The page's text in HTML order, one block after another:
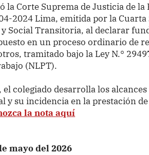
la Corte Suprema de Justicia de la
2024 Lima, emitida por la Cuarta
Social Transitoria, al declarar
en un proceso ordinario de
tramitado bajo la Ley N.°
(NLPT).
el colegiado desarrolla los
y su incidencia en la prestación
la nota aquí
mayo del 2026